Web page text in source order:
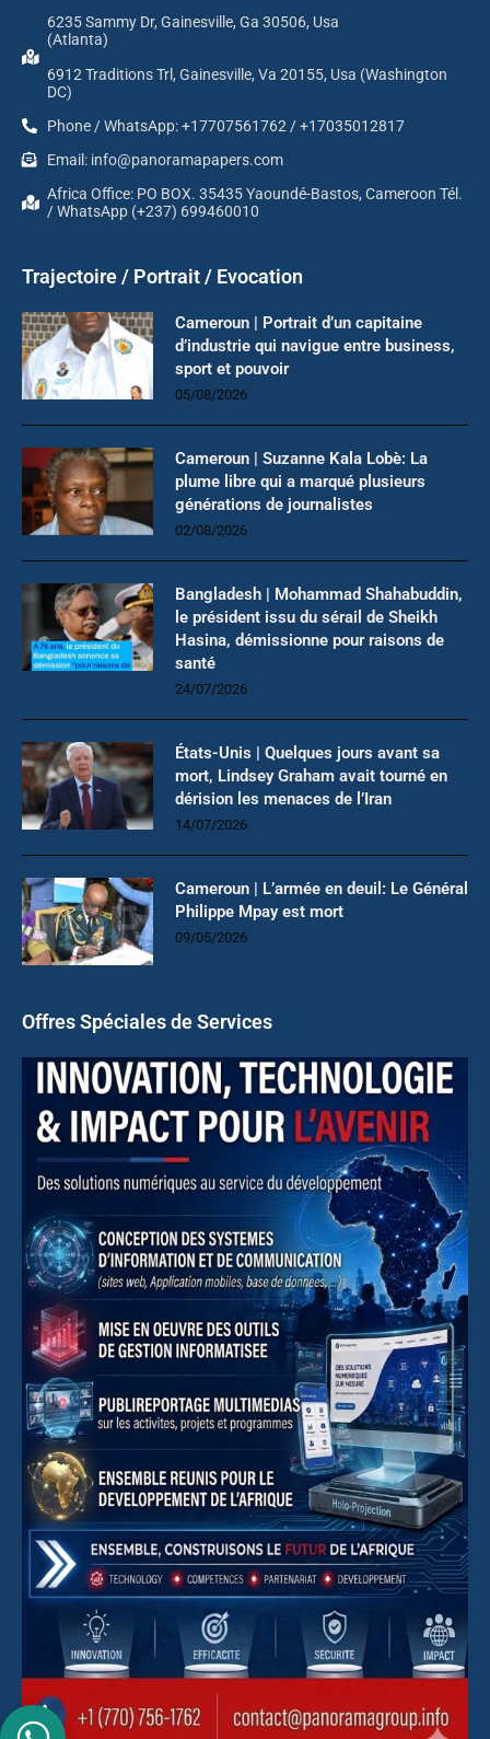
6235 Sammy Dr, Gainesville, Ga 30506, Usa
(Atlanta)
6912 Traditions Trl, Gainesville, Va 20155, Usa (Washington
DC)
Phone / WhatsApp: +17707561762 / +17035012817
Email: info@panoramapapers.com
Africa Office: PO BOX. 35435 Yaoundé-Bastos, Cameroon Tél.
/ WhatsApp (+237) 699460010
Trajectoire / Portrait / Evocation
Cameroun | Portrait d’un capitaine
d’industrie qui navigue entre business,
sport et pouvoir
05/08/2026
Cameroun | Suzanne Kala Lobè: La
plume libre qui a marqué plusieurs
générations de journalistes
02/08/2026
Bangladesh | Mohammad Shahabuddin,
le président issu du sérail de Sheikh
Hasina, démissionne pour raisons de
santé
24/07/2026
États-Unis | Quelques jours avant sa
mort, Lindsey Graham avait tourné en
dérision les menaces de l’Iran
14/07/2026
Cameroun | L’armée en deuil: Le Général
Philippe Mpay est mort
09/05/2026
Offres Spéciales de Services